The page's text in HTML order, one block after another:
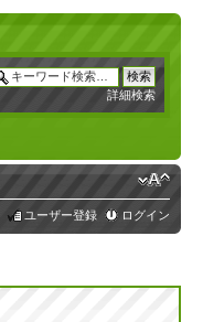
詳細検索
ユーザー登録 ログイン